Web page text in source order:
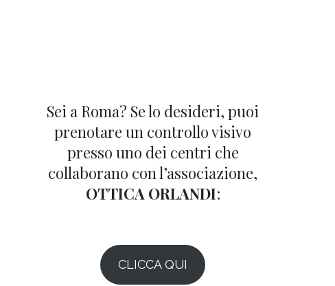
Sei a Roma? Se lo desideri, puoi
prenotare un controllo visivo
presso uno dei centri che
collaborano con l’associazione,
OTTICA ORLANDI:
CLICCA QUI